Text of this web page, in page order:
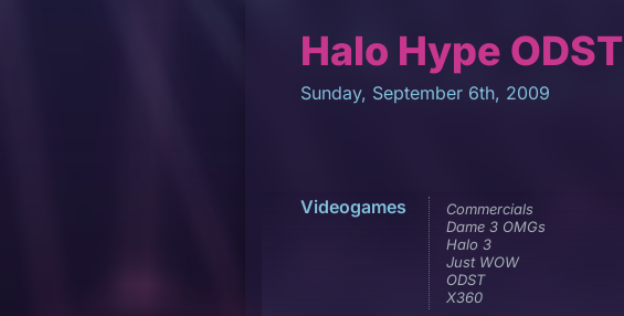
Halo Hype ODST
Sunday, September 6th, 2009
Videogames
Commercials
Dame 3 OMGs
Halo 3
Just WOW
ODST
X360